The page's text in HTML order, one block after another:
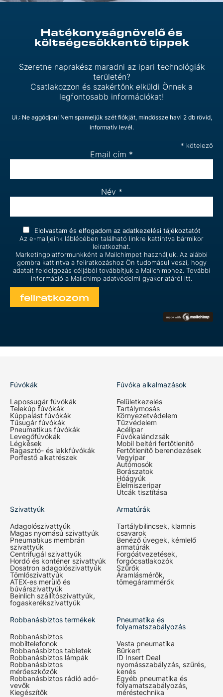
Hatékonyságnövelő és
költségcsökkentő tippek
Szeretne naprakész maradni az ipari technológiák
területén?
Csatlakozzon és szakértőnk elküldi Önnek a
legfontosabb információkat!
Ui.: Ne aggódjon! Nem spameljük szét fiókját, mindössze havi 2 db rövid,
informatív levél.
* kötelező
Email cím *
Név *
Elolvastam és elfogadom az adatkezelési tájékoztatót
Az e-mailjeink láblécében található linkre kattintva bármikor
leiratkozhat.
Marketingplatformunkként a Mailchimpet használjuk. Az alábbi
gombra kattintva a feliratkozáshoz Ön tudomásul veszi, hogy
adatait feldolgozás céljából továbbítjuk a Mailchimphez. További
információ a Mailchimp adatvédelmi gyakorlatáról itt.
Fúvókák
Lapossugár fúvókák
Telekúp fúvókák
Kúppalást fúvókák
Tűsugár fúvókák
Pneumatikus fúvókák
Levegőfúvókák
Légkések
Ragasztó- és lakkfúvókák
Porfestő alkatrészek
Fúvóka alkalmazások
Felületkezelés
Tartálymosás
Környezetvédelem
Tűzvédelem
Acélipar
Fúvókalándzsák
Mobil beltéri fertőtlenítő
Fertőtlenítő berendezések
Vegyipar
Autómosók
Borászatok
Hóágyúk
Élelmiszeripar
Utcák tisztítása
Szivattyúk
Adagolószivattyúk
Magas nyomású szivattyúk
Pneumatikus membrán
szivattyúk
Centrifugál szivattyúk
Hordó és konténer szivattyúk
Dosatron adagolószivattyúk
Tömlőszivattyúk
ATEX-es merülő és
búvárszivattyúk
Beinlich szállítószivattyúk,
fogaskerékszivattyúk
Armatúrák
Tartálybilincsek, klamnis
csavarok
Benéző üvegek, kémlelő
armatúrák
Forgóátvezetések,
forgócsatlakozók
Szűrők
Áramlásmérők,
tömegárammérők
Robbanásbiztos termékek
Robbanásbiztos
mobiltelefonok
Robbanásbiztos tabletek
Robbanásbiztos lámpák
Robbanásbiztos
mérőeszközök
Robbanásbiztos rádió adó-
vevők
Kiegészítők
Pneumatika és
folyamatszabályozás
Vesta pneumatika
Bürkert
ID Insert Deal
nyomásszabályzás, szűrés,
kenés
Egyéb pneumatika és
folyamatszabályozás,
méréstechnika